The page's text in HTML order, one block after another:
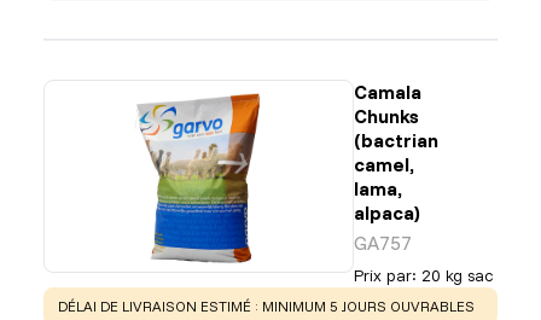
Camala
Chunks
(bactrian
camel,
lama,
alpaca)
GA757
Prix par: 20 kg sac
WARNING
DÉLAI DE LIVRAISON ESTIMÉ : MINIMUM 5 JOURS OUVRABLES